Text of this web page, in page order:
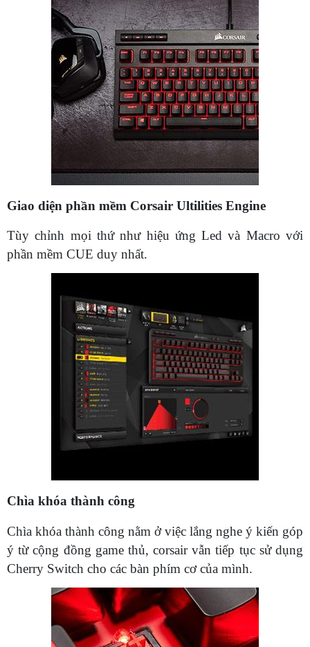
Giao diện phần mềm Corsair Ultilities Engine
Tùy chỉnh mọi thứ như hiệu ứng Led và Macro với
phần mềm CUE duy nhất.
Chìa khóa thành công
Chìa khóa thành công nằm ở việc lắng nghe ý kiến góp
ý từ cộng đồng game thủ, corsair vẫn tiếp tục sử dụng
Cherry Switch cho các bàn phím cơ của mình.